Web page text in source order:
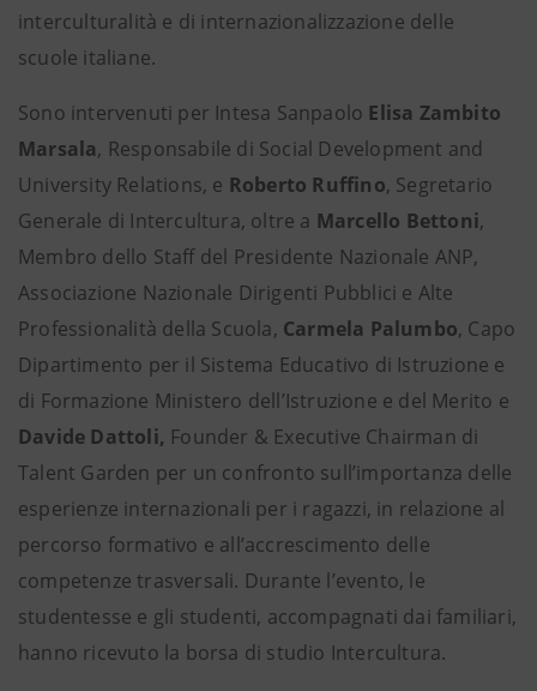
interculturalità e di internazionalizzazione delle
scuole italiane.
Sono intervenuti per Intesa Sanpaolo Elisa Zambito
Marsala, Responsabile di Social Development and
University Relations, e Roberto Ruffino, Segretario
Generale di Intercultura, oltre a Marcello Bettoni,
Membro dello Staff del Presidente Nazionale ANP,
Associazione Nazionale Dirigenti Pubblici e Alte
Professionalità della Scuola, Carmela Palumbo, Capo
Dipartimento per il Sistema Educativo di Istruzione e
di Formazione Ministero dell’Istruzione e del Merito e
Davide Dattoli, Founder & Executive Chairman di
Talent Garden per un confronto sull’importanza delle
esperienze internazionali per i ragazzi, in relazione al
percorso formativo e all’accrescimento delle
competenze trasversali. Durante l’evento, le
studentesse e gli studenti, accompagnati dai familiari,
hanno ricevuto la borsa di studio Intercultura.